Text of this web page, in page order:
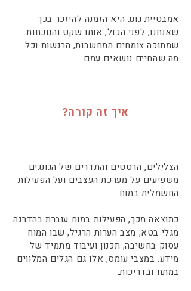
אמבטיית גונג היא הזמנה להיזכר בכך
שאנחנו, לפני הכול, אותו שקט והנוכחות
שמתוכה צומחים המחשבות, הרגשות וכל
מה שהחיים נושאים עמם.
איך זה קורה?
הצלילים, הרטטים והתדרים של הגונגים
משפיעים על מערכת העצבים ועל הפעילות
החשמלית במוח.
כתוצאה מכך, הפעילות במוח עוברת בהדרגה
מגלי בטא, מצב הערות הרגיל, שבו המוח
עסוק בחשיבה, תכנון ועיבוד מתמיד של
מידע. במצבי עומס, אלו גם הגלים המלווים
במתח ובדריכות.